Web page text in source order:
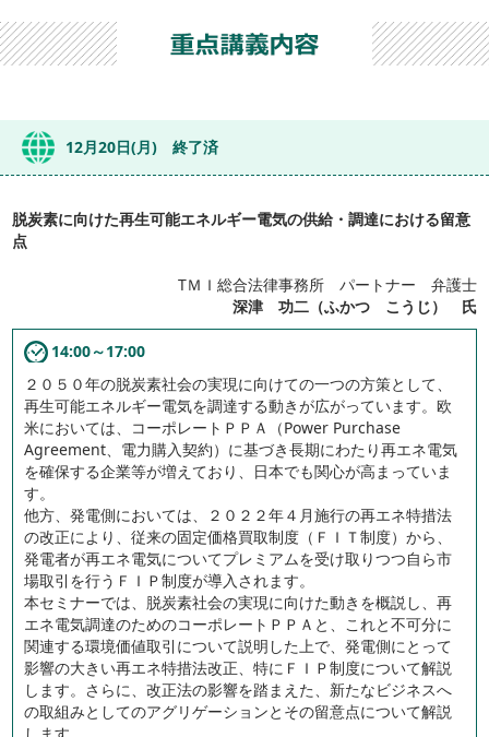
12月20日(月) 終了済
脱炭素に向けた再生可能エネルギー電気の供給・調達における留意
点
TＭＩ総合法律事務所 パートナー 弁護士
深津 功二（ふかつ こうじ） 氏
14:00～17:00
２０５０年の脱炭素社会の実現に向けての一つの方策として、
再生可能エネルギー電気を調達する動きが広がっています。欧
米においては、コーポレートＰＰＡ（Power Purchase
Agreement、電力購入契約）に基づき長期にわたり再エネ電気
を確保する企業等が増えており、日本でも関心が高まっていま
す。
他方、発電側においては、２０２２年４月施行の再エネ特措法
の改正により、従来の固定価格買取制度（ＦＩＴ制度）から、
発電者が再エネ電気についてプレミアムを受け取りつつ自ら市
場取引を行うＦＩＰ制度が導入されます。
本セミナーでは、脱炭素社会の実現に向けた動きを概説し、再
エネ電気調達のためのコーポレートＰＰＡと、これと不可分に
関連する環境価値取引について説明した上で、発電側にとって
影響の大きい再エネ特措法改正、特にＦＩＰ制度について解説
します。さらに、改正法の影響を踏まえた、新たなビジネスへ
の取組みとしてのアグリゲーションとその留意点について解説